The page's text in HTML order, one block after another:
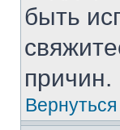
быть
причин.